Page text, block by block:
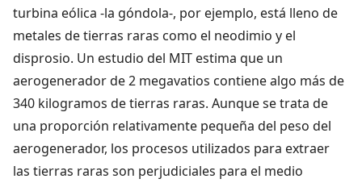
turbina eólica -la góndola-, por ejemplo, está lleno de
metales de tierras raras como el neodimio y el
disprosio. Un estudio del MIT estima que un
aerogenerador de 2 megavatios contiene algo más de
340 kilogramos de tierras raras. Aunque se trata de
una proporción relativamente pequeña del peso del
aerogenerador, los procesos utilizados para extraer
las tierras raras son perjudiciales para el medio